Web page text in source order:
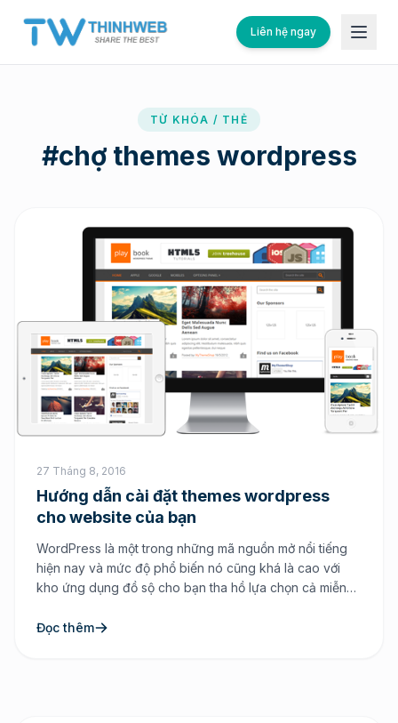
Liên hệ ngay
TỪ KHÓA / THẺ
#chợ themes wordpress
27 Tháng 8, 2016
Hướng dẫn cài đặt themes wordpress
cho website của bạn
WordPress là một trong những mã nguồn mở nổi tiếng
hiện nay và mức độ phổ biến nó cũng khá là cao với
kho ứng dụng đồ sộ cho bạn tha hồ lựa chọn cả miễn
đồng wordpress đã cho ra đời […]
Đọc thêm